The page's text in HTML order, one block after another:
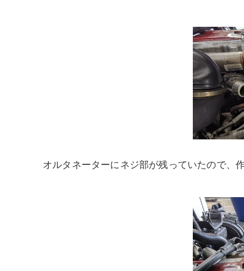
オルタネーターにネジ部が残っていたので、